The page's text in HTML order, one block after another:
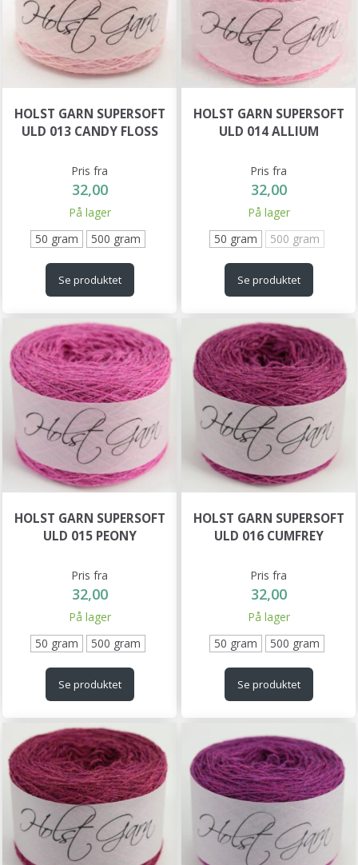
HOLST GARN SUPERSOFT
ULD 013 CANDY FLOSS
Pris fra
32,00
På lager
50 gram
500 gram
Se produktet
HOLST GARN SUPERSOFT
ULD 014 ALLIUM
Pris fra
32,00
På lager
50 gram
500 gram
Se produktet
HOLST GARN SUPERSOFT
ULD 015 PEONY
Pris fra
32,00
På lager
50 gram
500 gram
Se produktet
HOLST GARN SUPERSOFT
ULD 016 CUMFREY
Pris fra
32,00
På lager
50 gram
500 gram
Se produktet